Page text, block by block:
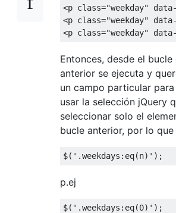
<p class="weekday"
<p class="weekday"
<p class="weekday"
Entonces, desde el
anterior se ejecuta y
un campo particular
usar la selección jQuery
seleccionar solo el
bucle anterior, por lo
$( '.weekdays:eq(n)' );
p.ej
$( '.weekdays:eq(0)' );